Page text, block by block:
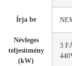
Írja be
Névleges
teljesítmény
(kW)
3